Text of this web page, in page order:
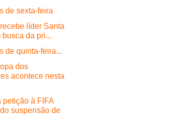
de sexta-feira
líder Santa
busca da pri...
de quinta-feira...
dos
acontece nesta
petição à FIFA
suspensão de